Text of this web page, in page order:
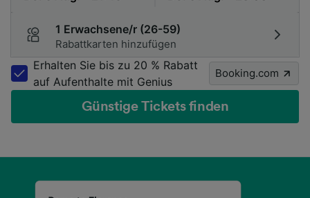
1 Erwachsene/r (26-59)
Rabattkarten hinzufügen
Erhalten Sie bis zu 20 % Rabatt
auf Aufenthalte mit Genius
Booking.com
Günstige Tickets finden